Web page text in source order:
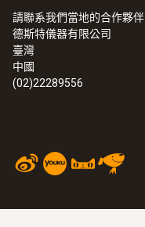
請聯系我們當地的合作夥伴
德斯特儀器有限公司
臺灣
中國
(02)22289556